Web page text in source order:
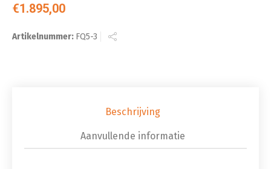
€1.895,00
Artikelnummer: FQ5-3
Beschrijving
Aanvullende informatie